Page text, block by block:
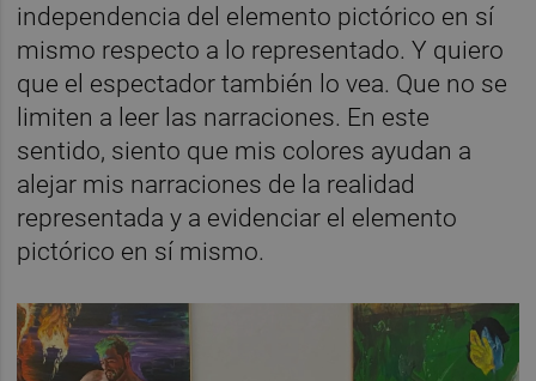
independencia del elemento pictórico en sí
mismo respecto a lo representado. Y quiero
que el espectador también lo vea. Que no se
limiten a leer las narraciones. En este
sentido, siento que mis colores ayudan a
alejar mis narraciones de la realidad
representada y a evidenciar el elemento
pictórico en sí mismo.